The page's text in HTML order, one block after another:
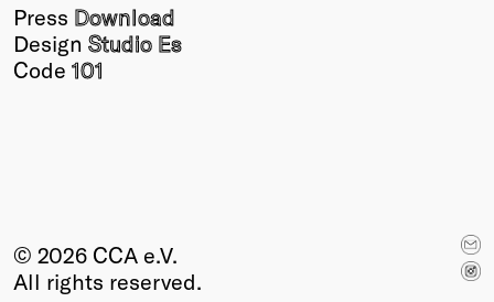
Press Download
Design Studio Es
Code 101
© 2026 CCA e.V.
All rights reserved.